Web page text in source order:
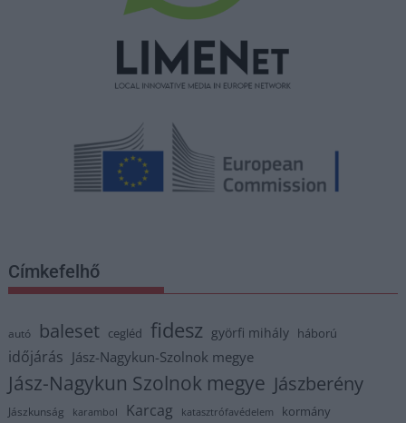
Címkefelhő
autó baleset cegléd fidesz györfi mihály háború
időjárás Jász-Nagykun-Szolnok megye
Jász-Nagykun Szolnok megye Jászberény
Jászkunság karambol Karcag katasztrófavédelem kormány